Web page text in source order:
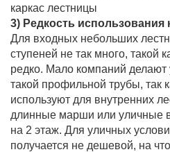
каркас лестницы
3) Редкость
Для входных небольших
ступеней не так много, такой
редко. Мало компаний
такой профильной трубы, так
используют для внутренних
длинные марши или уличные
на 2 этаж. Для уличных
получается не дешевой, на